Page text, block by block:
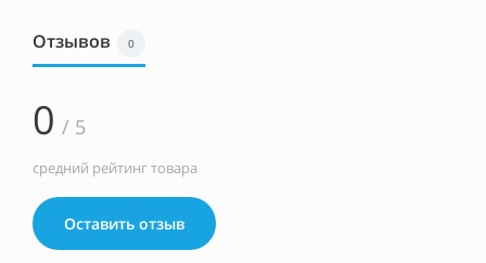
Отзывов 0
0 / 5
средний рейтинг товара
Оставить отзыв